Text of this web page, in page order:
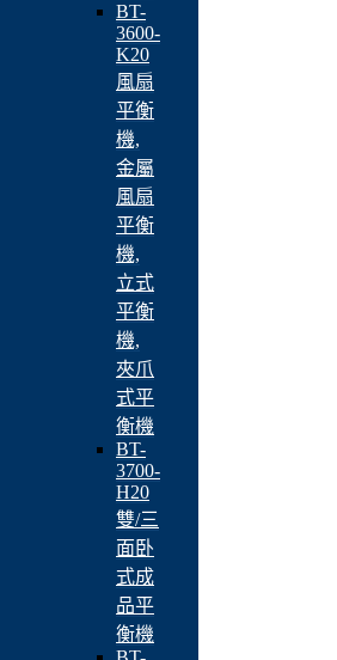
BT-
3600-
K20
風扇
平衡
機,
金屬
風扇
平衡
機,
立式
平衡
機,
夾爪
式平
衡機
BT-
3700-
H20
雙/三
面卧
式成
品平
衡機